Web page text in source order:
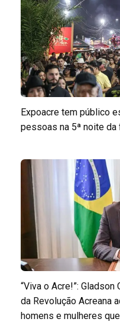
Expoacre tem público
pessoas na 5ª noite da
“Viva o Acre!”:
da Revolução Acreana
homens e mulheres